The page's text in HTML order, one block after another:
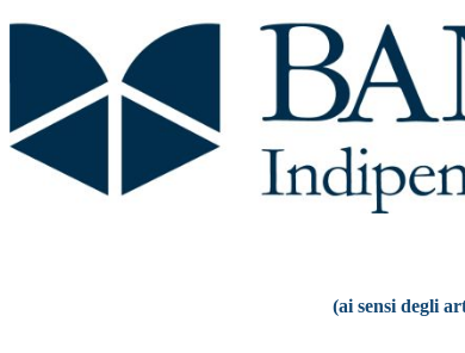
(ai sensi degli